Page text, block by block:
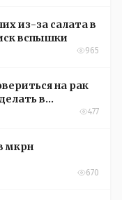
из-за салата в
вспышки
965
на рак
в
477
мкрн
670